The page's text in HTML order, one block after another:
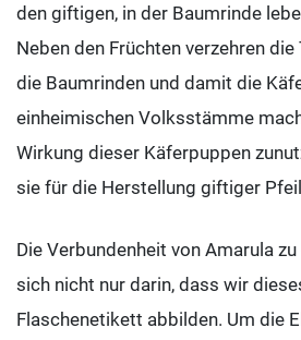
den giftigen, in der Baumrinde
Neben den Früchten verzehren
die Baumrinden und damit die
einheimischen Volksstämme
Wirkung dieser Käferpuppen
sie für die Herstellung giftiger
Die Verbundenheit von Amarula
sich nicht nur darin, dass wir
Flaschenetikett abbilden. Um die